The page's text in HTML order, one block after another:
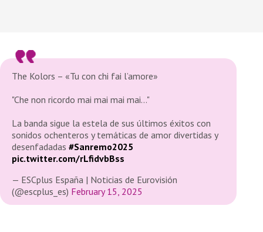
The Kolors – «Tu con chi fai l’amore»
"Che non ricordo mai mai mai mai…"
La banda sigue la estela de sus últimos éxitos con
sonidos ochenteros y temáticas de amor divertidas y
desenfadadas #Sanremo2025
pic.twitter.com/rLfidvbBss
— ESCplus España | Noticias de Eurovisión
(@escplus_es) February 15, 2025